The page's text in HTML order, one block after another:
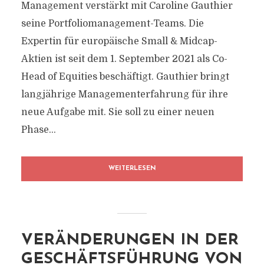
Management verstärkt mit Caroline Gauthier
seine Portfoliomanagement-Teams. Die
Expertin für europäische Small & Midcap-
Aktien ist seit dem 1. September 2021 als Co-
Head of Equities beschäftigt. Gauthier bringt
langjährige Managementerfahrung für ihre
neue Aufgabe mit. Sie soll zu einer neuen
Phase...
WEITERLESEN
VERÄNDERUNGEN IN DER
GESCHÄFTSFÜHRUNG VON